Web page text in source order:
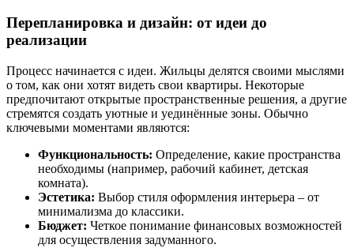
Перепланировка и дизайн: от идеи до
реализации
Процесс начинается с идеи. Жильцы делятся своими мыслями
о том, как они хотят видеть свои квартиры. Некоторые
предпочитают открытые пространственные решения, а другие
стремятся создать уютные и уединённые зоны. Обычно
ключевыми моментами являются:
Функциональность: Определение, какие пространства
необходимы (например, рабочий кабинет, детская
комната).
Эстетика: Выбор стиля оформления интерьера – от
минимализма до классики.
Бюджет: Четкое понимание финансовых возможностей
для осуществления задуманного.